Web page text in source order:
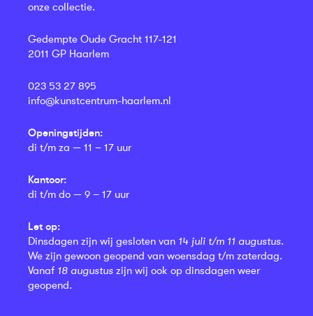
onze collectie.
Gedempte Oude Gracht 117-121
2011 GP Haarlem
023 53 27 895
info@kunstcentrum-haarlem.nl
Openingstijden:
di t/m za — 11 – 17 uur
Kantoor:
di t/m do — 9 – 17 uur
Let op:
Dinsdagen zijn wij gesloten van 14 juli t/m 11 augustus.
We zijn gewoon geopend van woensdag t/m zaterdag.
Vanaf 18 augustus zijn wij ook op dinsdagen weer
geopend.